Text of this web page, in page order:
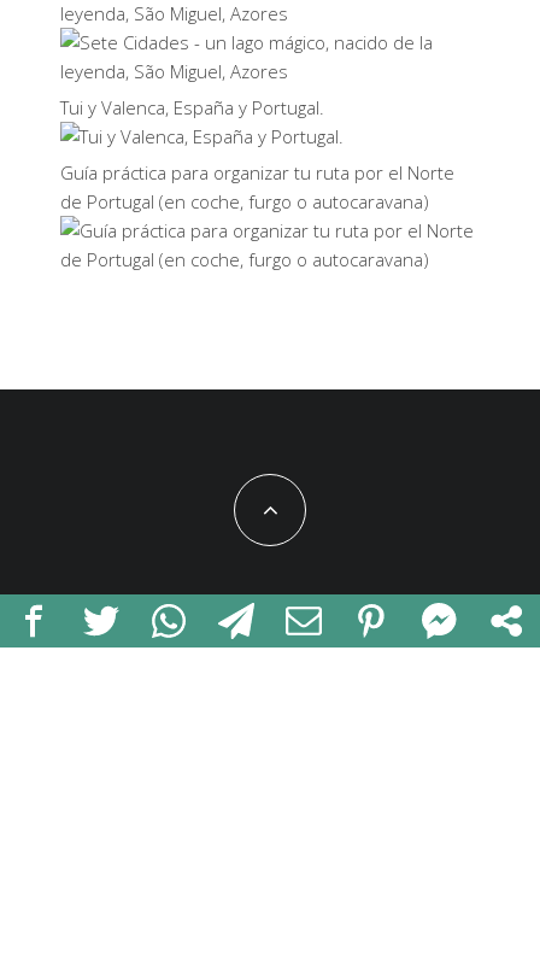
leyenda, São Miguel, Azores
Tui y Valenca, España y Portugal.
Guía práctica para organizar tu ruta por el Norte
de Portugal (en coche, furgo o autocaravana)